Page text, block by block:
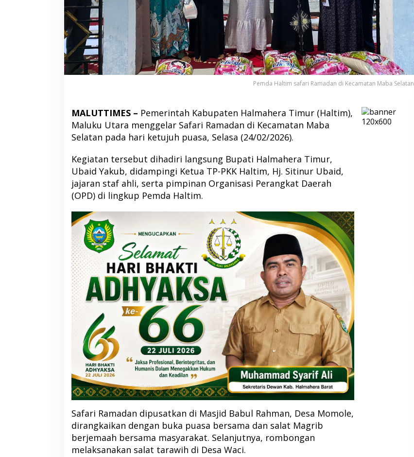
Pemda Haltim safari Ramadan di Kecamatan Maba Selatan
MALUTTIMES – Pemerintah Kabupaten Halmahera Timur (Haltim),
Maluku Utara menggelar Safari Ramadan di Kecamatan Maba
Selatan pada hari ketujuh puasa, Selasa (24/02/2026).
Kegiatan tersebut dihadiri langsung Bupati Halmahera Timur,
Ubaid Yakub, didampingi Ketua TP-PKK Haltim, Hj. Sitinur Ubaid,
jajaran staf ahli, serta pimpinan Organisasi Perangkat Daerah
(OPD) di lingkup Pemda Haltim.
Safari Ramadan dipusatkan di Masjid Babul Rahman, Desa Momole,
dirangkaikan dengan buka puasa bersama dan salat Magrib
berjemaah bersama masyarakat. Selanjutnya, rombongan
melaksanakan salat tarawih di Desa Waci.